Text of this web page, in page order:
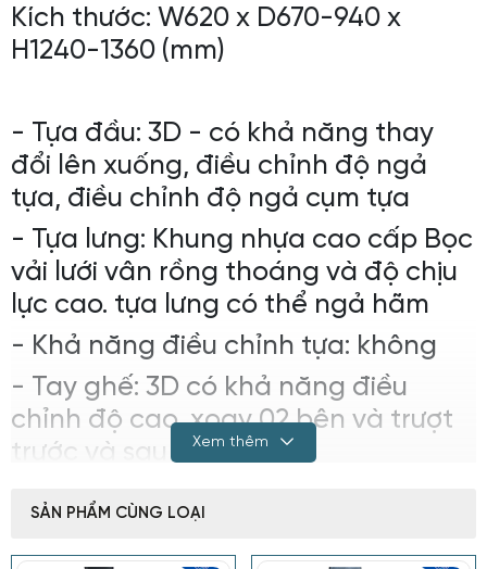
Kích thước: W620 x D670-940 x
H1240-1360 (mm)
- Tựa đầu: 3D - có khả năng thay
đổi lên xuống, điều chỉnh độ ngả
tựa, điều chỉnh độ ngả cụm tựa
- Tựa lưng: Khung nhựa cao cấp Bọc
vải lưới vân rồng thoáng và độ chịu
lực cao. tựa lưng có thể ngả hãm
- Khả năng điều chỉnh tựa: không
- Tay ghế: 3D có khả năng điều
chỉnh độ cao, xoay 02 bên và trượt
trước và sau
- Nệm ghế: sử dụng khung nhựa
được bọc lưới thoáng khí độ chịu lực
đàn hồi cao
Xem thêm
SẢN PHẨM CÙNG LOẠI